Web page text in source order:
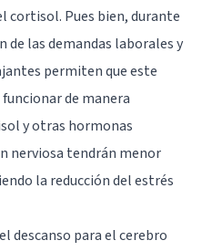
cortisol. Pues bien, durante
de las demandas laborales y
permiten que este
de manera
y otras hormonas
nerviosa tendrán menor
la reducción del estrés
descanso para el cerebro